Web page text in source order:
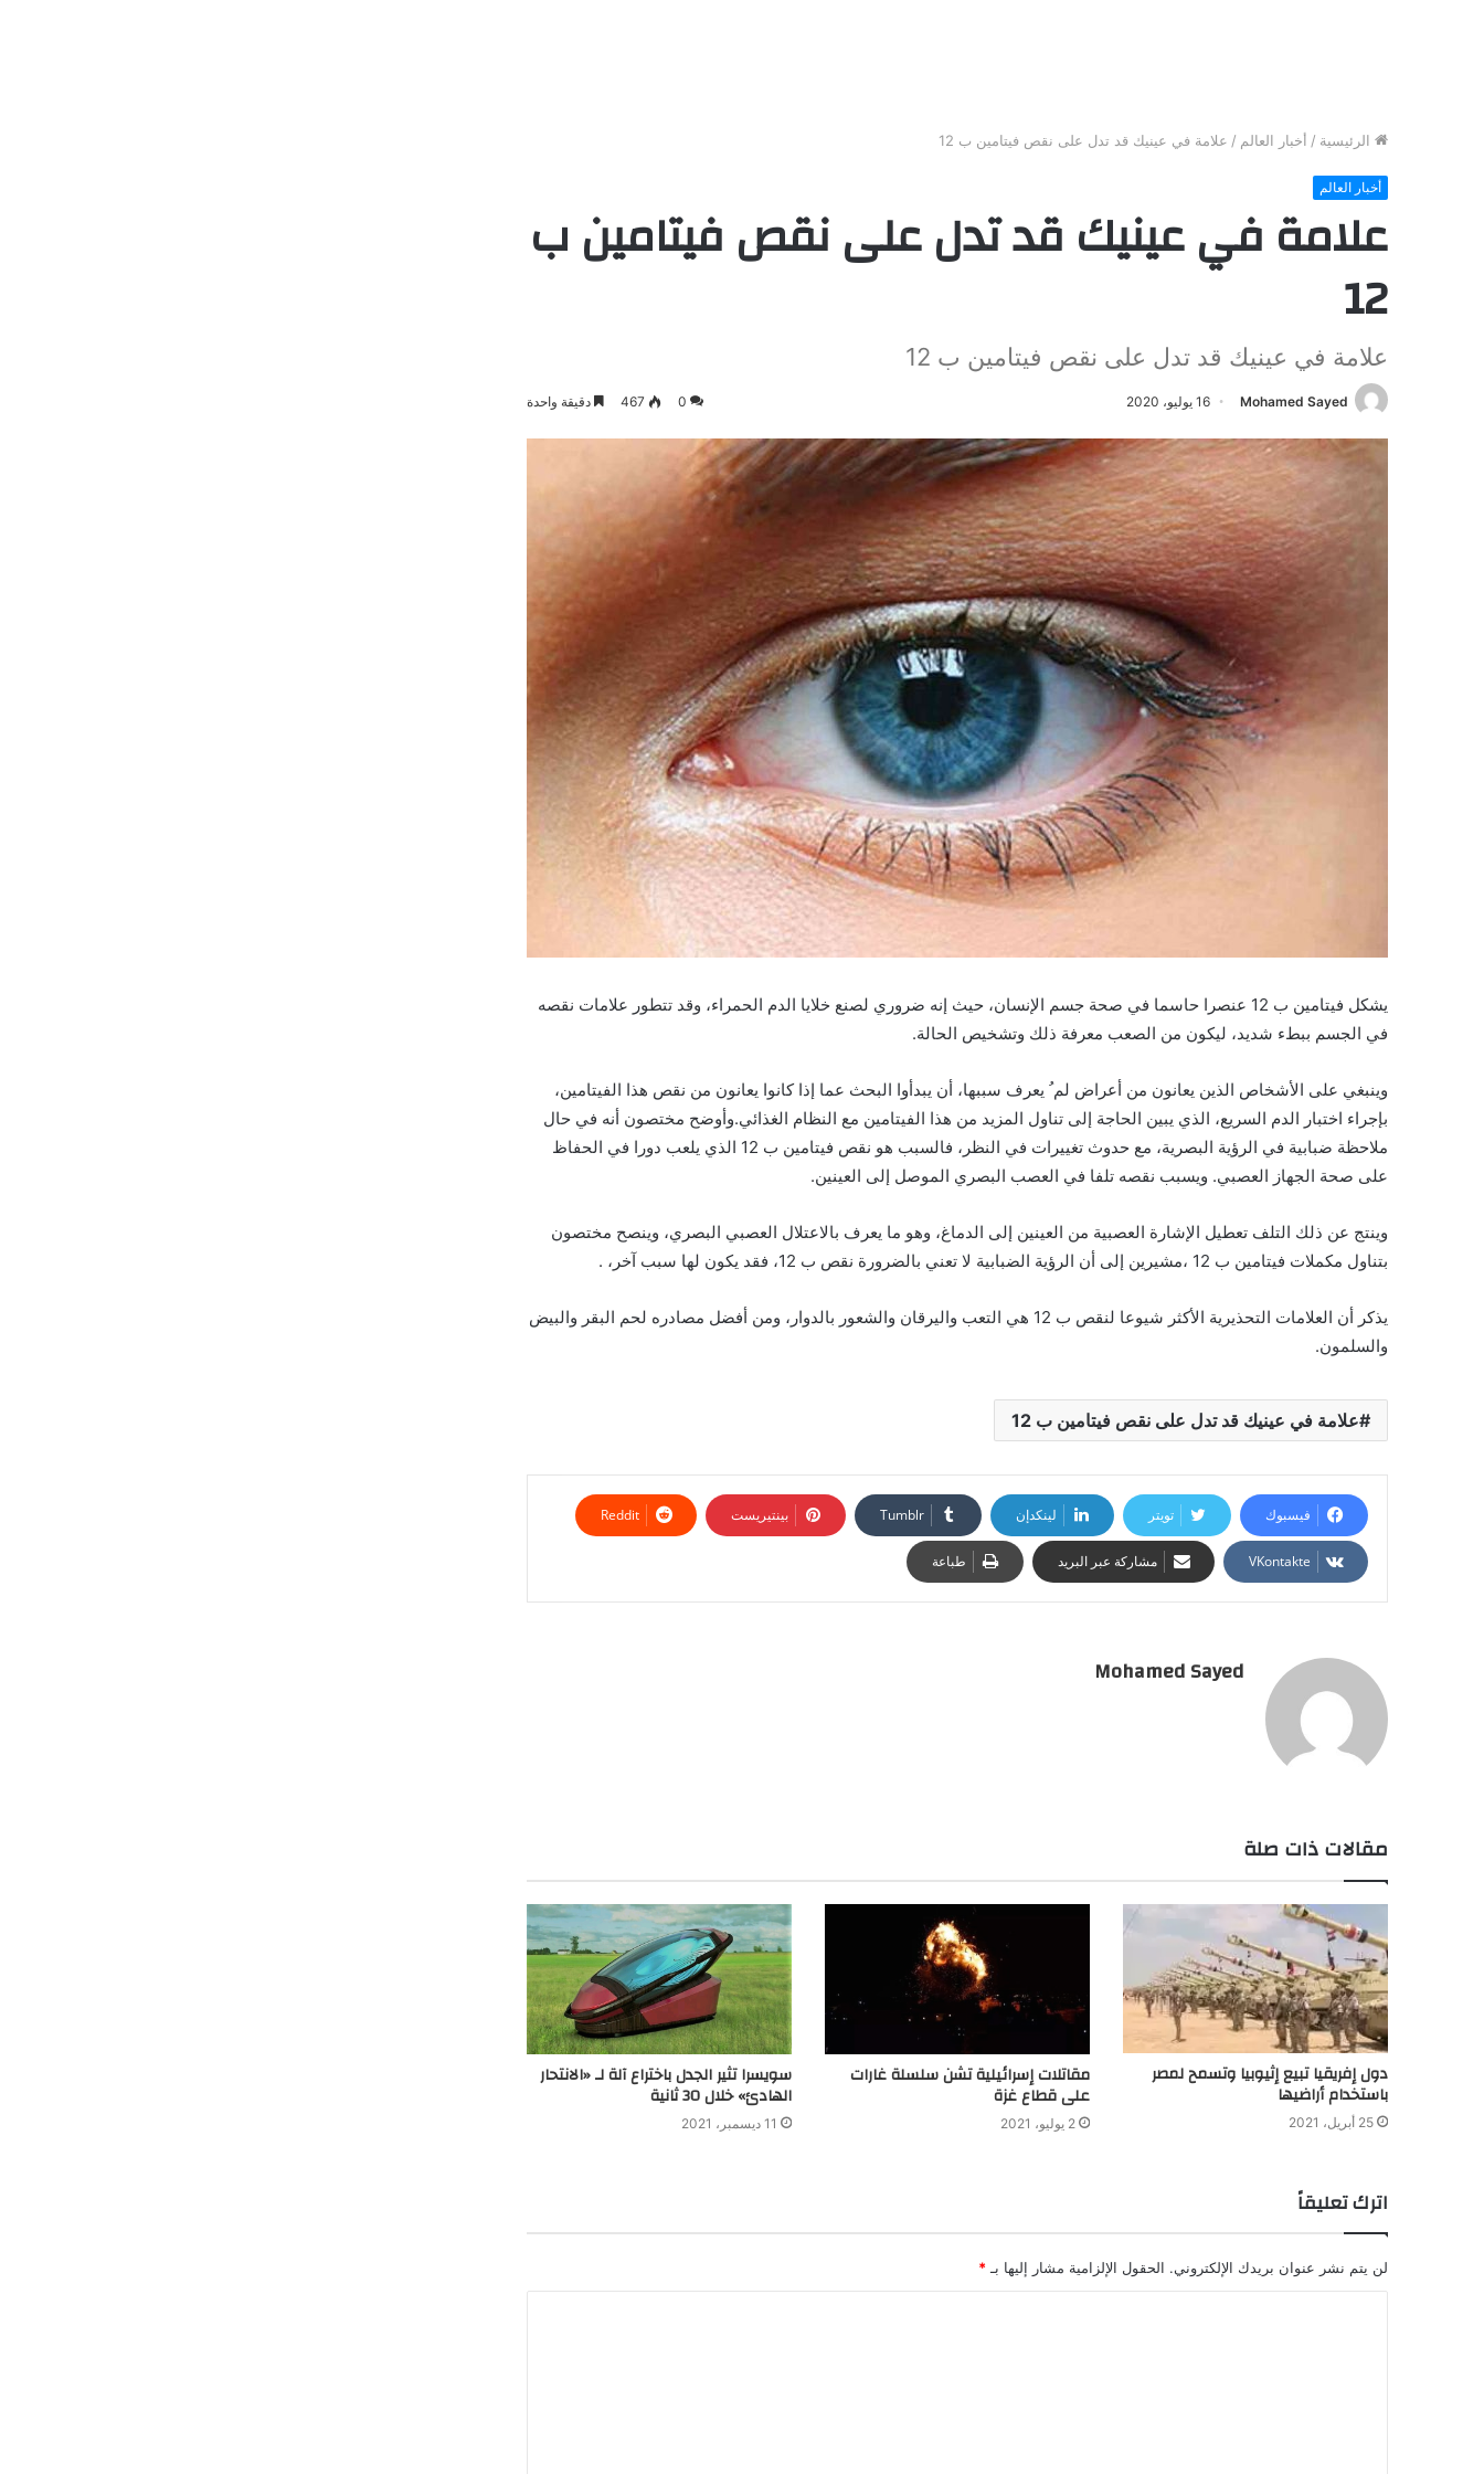
الرئيسية / أخبار العالم / علامة في عينيك قد تدل على نقص فيتامين ب 12
أخبار العالم
علامة في عينيك قد تدل على نقص فيتامين ب
12
علامة في عينيك قد تدل على نقص فيتامين ب 12
Mohamed Sayed 16 يوليو، 2020 0
467 دقيقة واحدة
يشكل فیتامین ب 12 عنصرا حاسما في صحة جسم الإنسان، حیث إنه ضروري لصنع خلايا الدم الحمراء، وقد تتطور علامات نقصه
في الجسم ببطء شديد، لیكون من الصعب معرفة ذلك وتشخیص الحالة.
وينبغي على الأشخاص الذين يعانون من أعراض لم ُ يعرف سببھا، أن يبدأوا البحث عما إذا كانوا يعانون من نقص ھذا الفیتامین،
بإجراء اختبار الدم السريع، الذي يبین الحاجة إلى تناول المزيد من ھذا الفیتامین مع النظام الغذائي.وأوضح مختصون أنه في حال
ملاحظة ضبابیة في الرؤية البصرية، مع حدوث تغییرات في النظر، فالسبب ھو نقص فیتامین ب 12 الذي يلعب دورا في الحفاظ
على صحة الجھاز العصبي. ويسبب نقصه تلفا في العصب البصري الموصل إلى العینین.
وينتج عن ذلك التلف تعطیل الإشارة العصبیة من العینین إلى الدماغ، وهو ما يعرف بالاعتلال العصبي البصري، وينصح مختصون
بتناول مكملات فیتامین ب 12 ،مشیرين إلى أن الرؤية الضبابیة لا تعني بالضرورة نقص ب 12، فقد يكون لھا سبب آخر، .
يذكر أن العلامات التحذيرية الأكثر شیوعا لنقص ب 12 ھي التعب والیرقان والشعور بالدوار، ومن أفضل مصادره لحم البقر والبیض
والسلمون.
علامة في عينيك قد تدل على نقص فيتامين ب 12
فيسبوك تويتر لينكدإن بينتيريست
مشاركة عبر البريد طباعة
Mohamed Sayed
مقالات ذات صلة
دول إفريقيا تبيع إثيوبيا وتسمح لمصر
باستخدام أراضيها
25 أبريل، 2021
مقاتلات إسرائيلية تشن سلسلة غارات
على قطاع غزة
2 يوليو، 2021
سويسرا تثير الجدل باختراع آلة لـ «الانتحار
الهادئ» خلال 30 ثانية
11 ديسمبر، 2021
اترك تعليقاً
لن يتم نشر عنوان بريدك الإلكتروني. الحقول الإلزامية مشار إليها بـ *